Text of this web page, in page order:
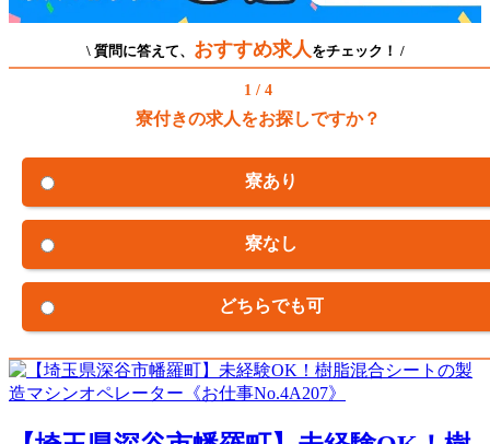
\ 質問に答えて、 おすすめ求人 をチェック！ /
1 / 4
寮付きの求人をお探しですか？
寮あり
寮なし
どちらでも可